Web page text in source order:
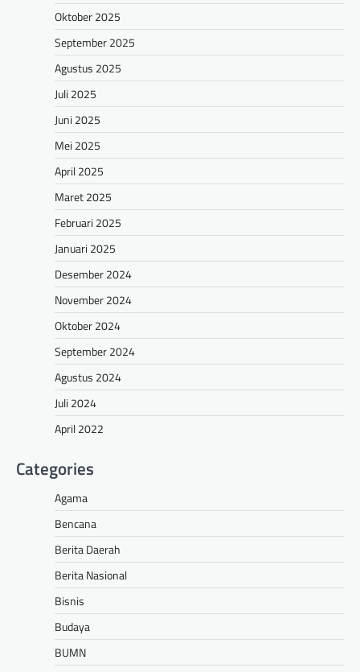
Oktober 2025
September 2025
Agustus 2025
Juli 2025
Juni 2025
Mei 2025
April 2025
Maret 2025
Februari 2025
Januari 2025
Desember 2024
November 2024
Oktober 2024
September 2024
Agustus 2024
Juli 2024
April 2022
Categories
Agama
Bencana
Berita Daerah
Berita Nasional
Bisnis
Budaya
BUMN